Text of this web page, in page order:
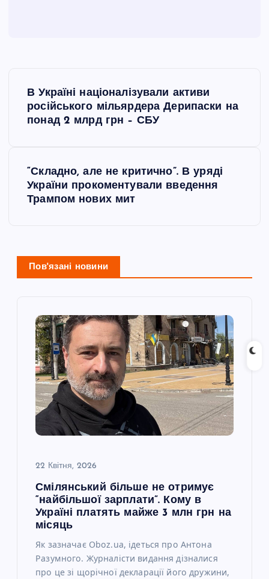
ц
В Україні націоналізували активи
російського мільярдера Дерипаски на
понад 2 млрд грн – СБУ
“Складно, але не критично”. В уряді
України прокоментували введення
Трампом нових мит
Пов'язані новини
22 Квітня, 2026
Смілянський більше не отримує
“найбільшої зарплати”. Кому в
Україні платять майже 3 млн грн на
місяць
Як зазначає Oboz.ua, ідеться про Антона
Разумного. Журналісти видання дізналися
про це зі щорічної декларації його дружини,